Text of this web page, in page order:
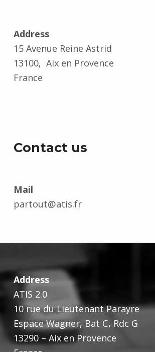
Address
15 Avenue Reine Astrid
13100, Aix en Provence
France
Contact us
Mail
partout@atis.fr
Address
ATIS 2.0
10 rue du Lieutenant Parayre
Espace Wagner, Bat C, Rdc G
13290 – Aix en Provence